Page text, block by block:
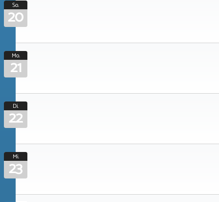
So.
20
Mo.
21
Di.
22
Mi.
23